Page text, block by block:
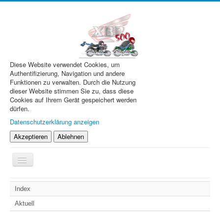
Diese Website verwendet Cookies, um
Authentifizierung, Navigation und andere
Funktionen zu verwalten. Durch die Nutzung
dieser Website stimmen Sie zu, dass diese
Cookies auf Ihrem Gerät gespeichert werden
dürfen.
Datenschutzerklärung anzeigen
Akzeptieren
Ablehnen
Navigation
an/aus
XBR.de
Technik
Index
Aktuell